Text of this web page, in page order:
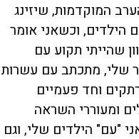
המוקדמות, שיזינג
הילדים, וכשאני אומר
שהייתי תקוע עם
שלי, מתכתב עם עשרות
וחד פעמיים
ומעוררי השראה
"עם" הילדים שלי, וגם